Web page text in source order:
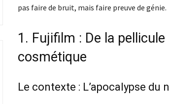
pas faire de bruit, mais faire preuve de génie.
1. Fujifilm : De la
cosmétique
Le contexte : L’apocalypse du